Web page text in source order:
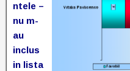
ntele –
nu m-
au
inclus
in lista